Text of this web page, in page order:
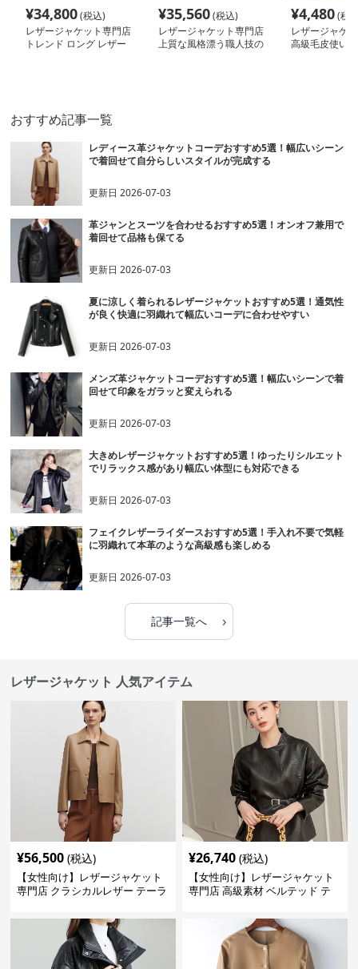
¥34,800(税込)
レザージャケット専門店
トレンド ロング レザー
¥35,560(税込)
レザージャケット専門店
上質な風格漂う職人技の
¥4,480(税
レザージャケ
高級毛皮使い
おすすめ記事一覧
レディース革ジャケットコーデおすすめ5選！幅広いシーン
で着回せて自分らしいスタイルが完成する
更新日2026-07-03
革ジャンとスーツを合わせるおすすめ5選！オンオフ兼用で
着回せて品格も保てる
更新日2026-07-03
夏に涼しく着られるレザージャケットおすすめ5選！通気性
が良く快適に羽織れて幅広いコーデに合わせやすい
更新日2026-07-03
メンズ革ジャケットコーデおすすめ5選！幅広いシーンで着
回せて印象をガラッと変えられる
更新日2026-07-03
大きめレザージャケットおすすめ5選！ゆったりシルエット
でリラックス感があり幅広い体型にも対応できる
更新日2026-07-03
フェイクレザーライダースおすすめ5選！手入れ不要で気軽
に羽織れて本革のような高級感も楽しめる
更新日2026-07-03
記事一覧へ ›
レザージャケット 人気アイテム
¥56,500 (税込)
【女性向け】レザージャケット
専門店 クラシカルレザー テーラ
¥26,740 (税込)
【女性向け】レザージャケット
専門店 高級素材 ベルテッド テ